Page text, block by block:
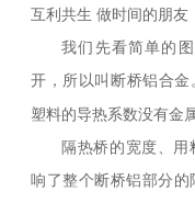
互利共生 做时间的朋友
我们先看简单的
开，所以叫断桥铝合
塑料的导热系数没有金
隔热桥的宽度、
响了整个断桥铝部分